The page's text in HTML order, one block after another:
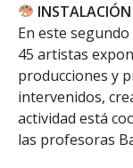
INSTALACIÓN
En este
45 artistas
producciones y
intervenidos,
actividad está
las profesoras